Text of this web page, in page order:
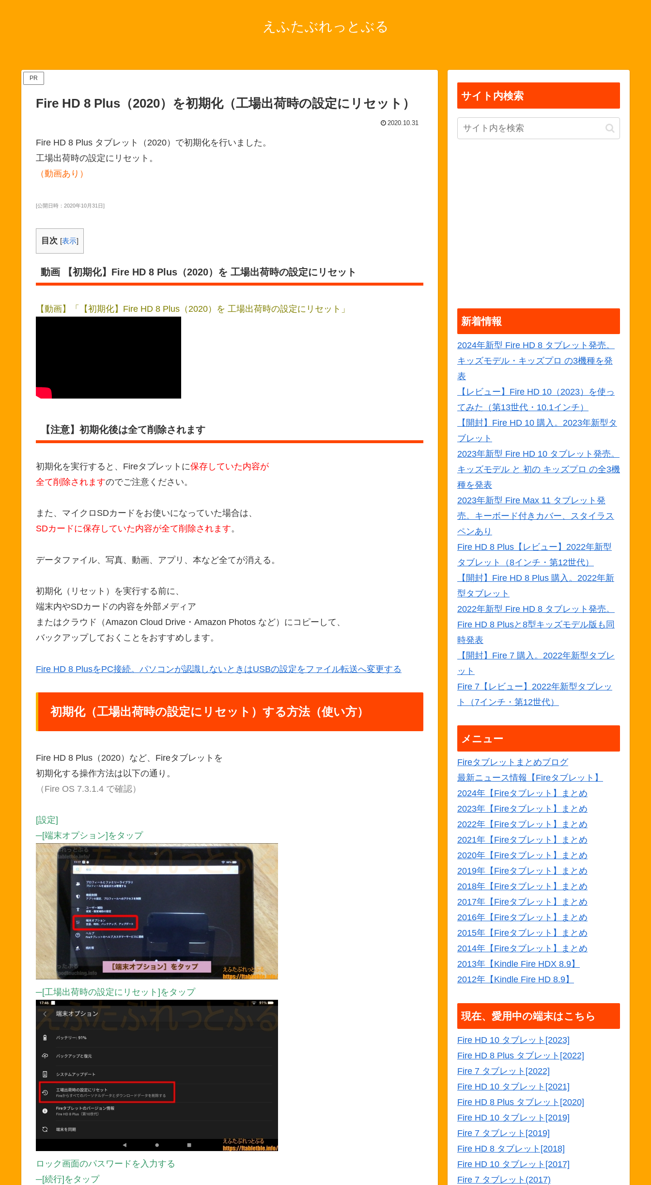
えふたぶれっとぶる
PR
Fire HD 8 Plus（2020）を初期化（工場出荷時の設定にリセット）
2020.10.31
Fire HD 8 Plus タブレット（2020）で初期化を行いました。
工場出荷時の設定にリセット。
（動画あり）
[公開日時：2020年10月31日]
目次 [表示]
動画 【初期化】Fire HD 8 Plus（2020）を 工場出荷時の設定にリセット
【動画】「【初期化】Fire HD 8 Plus（2020）を 工場出荷時の設定にリセット」
【注意】初期化後は全て削除されます
初期化を実行すると、Fireタブレットに保存していた内容が
全て削除されますのでご注意ください。
また、マイクロSDカードをお使いになっていた場合は、
SDカードに保存していた内容が全て削除されます。
データファイル、写真、動画、アプリ、本など全てが消える。
初期化（リセット）を実行する前に、
端末内やSDカードの内容を外部メディア
またはクラウド（Amazon Cloud Drive・Amazon Photos など）にコピーして、
バックアップしておくことをおすすめします。
Fire HD 8 PlusをPC接続。パソコンが認識しないときはUSBの設定をファイル転送へ変更する
初期化（工場出荷時の設定にリセット）する方法（使い方）
Fire HD 8 Plus（2020）など、Fireタブレットを
初期化する操作方法は以下の通り。
（Fire OS 7.3.1.4 で確認）
[設定]
─[端末オプション]をタップ
─[工場出荷時の設定にリセット]をタップ
ロック画面のパスワードを入力する
─[続行]をタップ
サイト内検索
新着情報
2024年新型 Fire HD 8 タブレット発売。
キッズモデル・キッズプロ の3機種を発
表
【レビュー】Fire HD 10（2023）を使っ
てみた（第13世代・10.1インチ）
【開封】Fire HD 10 購入。2023年新型タ
ブレット
2023年新型 Fire HD 10 タブレット発売。
キッズモデル と 初の キッズプロ の全3機
種を発表
2023年新型 Fire Max 11 タブレット発
売。キーボード付きカバー、スタイラス
ペンあり
Fire HD 8 Plus【レビュー】2022年新型
タブレット（8インチ・第12世代）
【開封】Fire HD 8 Plus 購入。2022年新
型タブレット
2022年新型 Fire HD 8 タブレット発売。
Fire HD 8 Plusと8型キッズモデル版も同
時発表
【開封】Fire 7 購入。2022年新型タブレ
ット
Fire 7【レビュー】2022年新型タブレッ
ト（7インチ・第12世代）
メニュー
Fireタブレットまとめブログ
最新ニュース情報【Fireタブレット】
2024年【Fireタブレット】まとめ
2023年【Fireタブレット】まとめ
2022年【Fireタブレット】まとめ
2021年【Fireタブレット】まとめ
2020年【Fireタブレット】まとめ
2019年【Fireタブレット】まとめ
2018年【Fireタブレット】まとめ
2017年【Fireタブレット】まとめ
2016年【Fireタブレット】まとめ
2015年【Fireタブレット】まとめ
2014年【Fireタブレット】まとめ
2013年【Kindle Fire HDX 8.9】
2012年【Kindle Fire HD 8.9】
現在、愛用中の端末はこちら
Fire HD 10 タブレット[2023]
Fire HD 8 Plus タブレット[2022]
Fire 7 タブレット[2022]
Fire HD 10 タブレット[2021]
Fire HD 8 Plus タブレット[2020]
Fire HD 10 タブレット[2019]
Fire 7 タブレット[2019]
Fire HD 8 タブレット[2018]
Fire HD 10 タブレット[2017]
Fire 7 タブレット(2017)